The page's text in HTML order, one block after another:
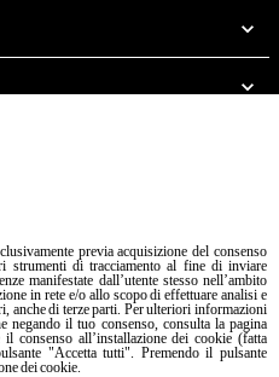
riservati. Reg. Imp. Padova n°
- Cap. Soc. 5.000.000 € i.v - P.IVA /
Reg. No. IT08020000000377
Privacy policy Cookie policy
previa acquisizione del consenso
strumenti di tracciamento al fine di inviare
manifestate dall’utente stesso nell’ambito
in rete e/o allo scopo di effettuare analisi e
anche di terze parti. Per ulteriori informazioni
negando il tuo consenso, consulta la pagina
consenso all’installazione dei cookie (fatta
"Accetta tutti". Premendo il pulsante
dei cookie.